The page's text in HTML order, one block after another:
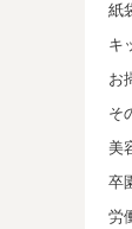
紙
キ
お
そ
美
卒
労